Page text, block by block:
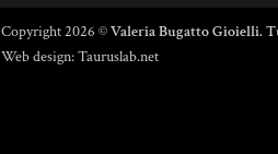
Copyright 2026 ©Valeria Bugatto Gioielli.
Web design:Tauruslab.net